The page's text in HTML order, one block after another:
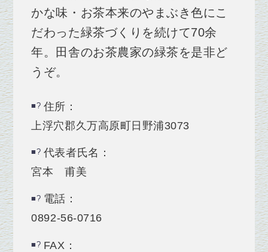
かな味・お茶本来のやまぶき色にこ
だわった緑茶づくりを続けて70余
年。田舎のお茶農家の緑茶を是非ど
うぞ。
住所：
上浮穴郡久万高原町日野浦3073
代表者氏名：
宮本 甫美
電話：
0892-56-0716
FAX：